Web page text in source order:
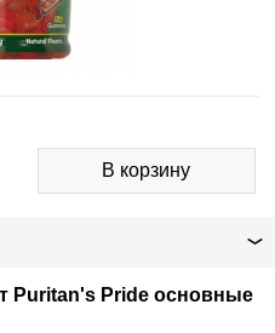
Puritan's Pride основные